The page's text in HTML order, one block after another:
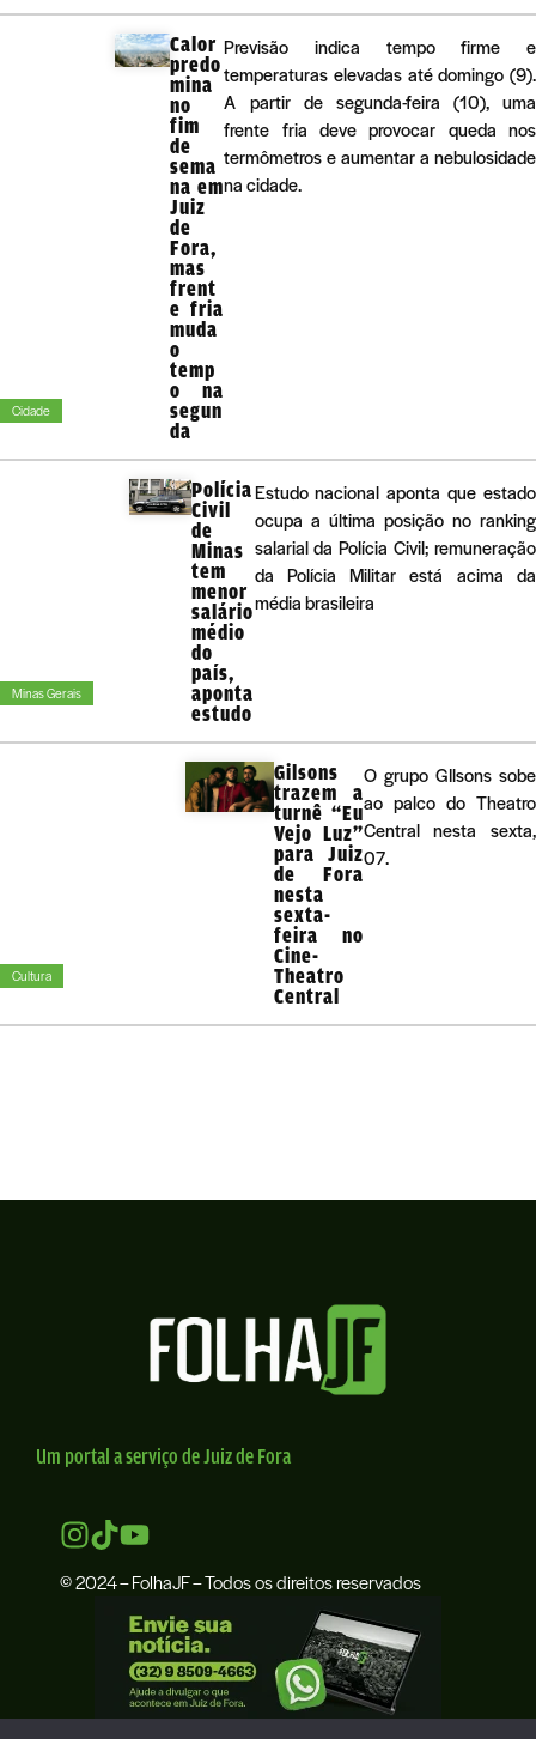
Cidade
Calor
predo
mina
no
fim
de
sema
na em
Juiz
de
Fora,
mas
frent
e fria
muda
o
temp
o na
segun
da
Previsão indica tempo firme e
temperaturas elevadas até domingo (9).
A partir de segunda-feira (10), uma
frente fria deve provocar queda nos
termômetros e aumentar a nebulosidade
na cidade.
Minas Gerais
Polícia
Civil
de
Minas
tem
menor
salário
médio
do
país,
aponta
estudo
Estudo nacional aponta que estado
ocupa a última posição no ranking
salarial da Polícia Civil; remuneração
da Polícia Militar está acima da
média brasileira
Cultura
Gilsons
trazem a
turnê “Eu
Vejo Luz”
para Juiz
de Fora
nesta
sexta-
feira no
Cine-
Theatro
Central
O grupo GIlsons sobe
ao palco do Theatro
Central nesta sexta,
07.
Um portal a serviço de Juiz de Fora
© 2024 – FolhaJF – Todos os direitos reservados